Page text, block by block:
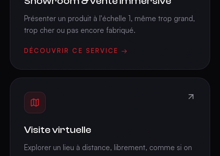
Présenter un produit à l'échelle 1, même trop grand,
trop cher ou pas encore fabriqué.
DÉCOUVRIR CE SERVICE →
Visite virtuelle
Explorer un lieu à distance, librement, comme si on